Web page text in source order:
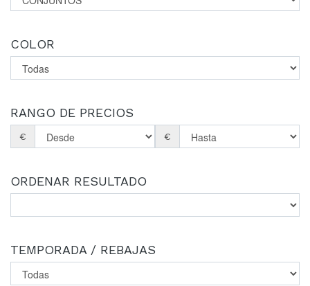
COLOR
RANGO DE PRECIOS
€ €
ORDENAR RESULTADO
TEMPORADA / REBAJAS